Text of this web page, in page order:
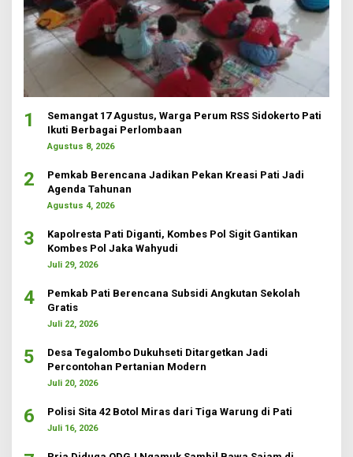
1
Semangat 17 Agustus, Warga Perum RSS Sidokerto Pati
Ikuti Berbagai Perlombaan
Agustus 8, 2026
2
Pemkab Berencana Jadikan Pekan Kreasi Pati Jadi
Agenda Tahunan
Agustus 4, 2026
3
Kapolresta Pati Diganti, Kombes Pol Sigit Gantikan
Kombes Pol Jaka Wahyudi
Juli 29, 2026
4
Pemkab Pati Berencana Subsidi Angkutan Sekolah
Gratis
Juli 22, 2026
5
Desa Tegalombo Dukuhseti Ditargetkan Jadi
Percontohan Pertanian Modern
Juli 20, 2026
6 Polisi Sita 42 Botol Miras dari Tiga Warung di Pati
Juli 16, 2026